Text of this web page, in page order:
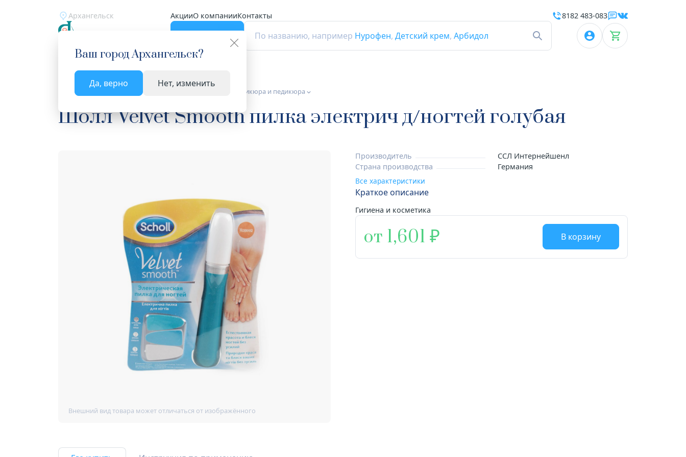
Архангельск АкцииО компанииКонтакты
По названию, например Нурофен, Детский крем, Арбидол
Ваш городАрхангельск?
Да, верно Нет, изменить
8182 483-083
Главная Каталог Косметика Аксессуары для маникюра и педикюра
Шолл Velvet Smooth пилка электрич д/ногтей голубая
Производитель
ССЛ Интернейшенл
Страна производства
Германия
Все характеристики
Краткое описание
Гигиена и косметика
от 1,601 В корзину